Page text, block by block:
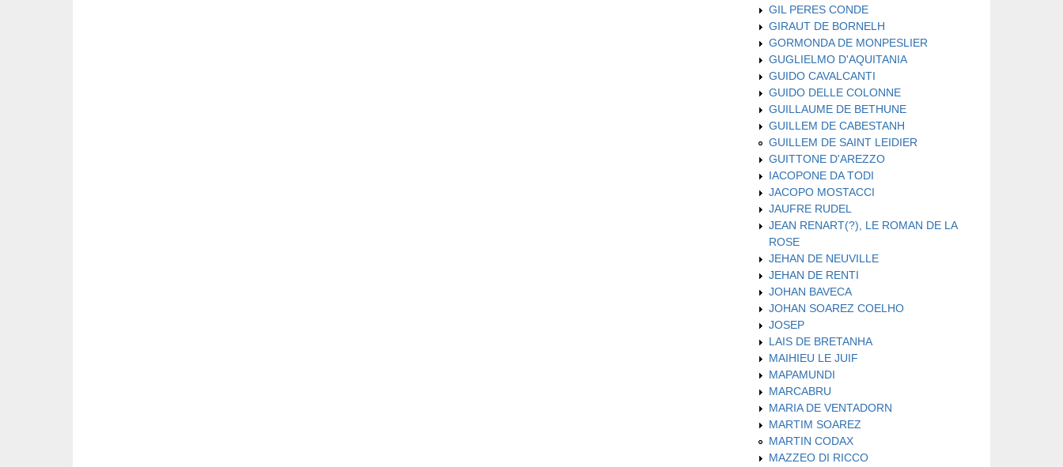
GIL PERES CONDE
GIRAUT DE BORNELH
GORMONDA DE MONPESLIER
GUGLIELMO D'AQUITANIA
GUIDO CAVALCANTI
GUIDO DELLE COLONNE
GUILLAUME DE BETHUNE
GUILLEM DE CABESTANH
GUILLEM DE SAINT LEIDIER
GUITTONE D'AREZZO
IACOPONE DA TODI
JACOPO MOSTACCI
JAUFRE RUDEL
JEAN RENART(?), LE ROMAN DE LA
ROSE
JEHAN DE NEUVILLE
JEHAN DE RENTI
JOHAN BAVECA
JOHAN SOAREZ COELHO
JOSEP
LAIS DE BRETANHA
MAIHIEU LE JUIF
MAPAMUNDI
MARCABRU
MARIA DE VENTADORN
MARTIM SOAREZ
MARTIN CODAX
MAZZEO DI RICCO